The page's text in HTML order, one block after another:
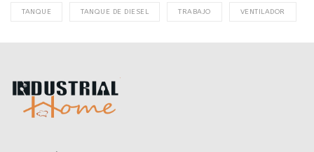
TANQUE TANQUE DE DIESEL TRABAJO VENTILADOR